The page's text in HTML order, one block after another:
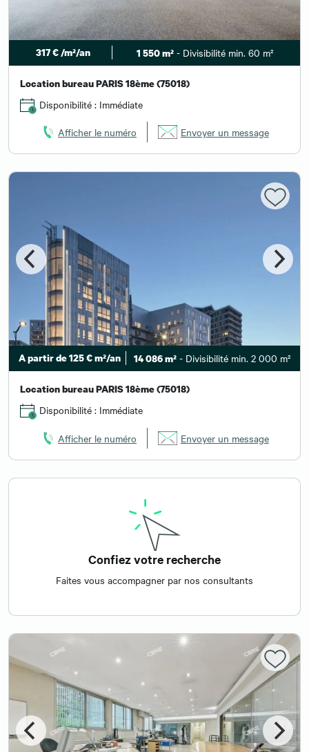
317 € /m²/an 1 550 m² - Divisibilité min. 60 m²
Location bureau PARIS 18ème (75018)
Disponibilité : Immédiate
Afficher le numéro Envoyer un message
A partir de 125 € m²/an 14 086 m²- Divisibilité min. 2 000 m²
Location bureau PARIS 18ème (75018)
Disponibilité : Immédiate
Afficher le numéro Envoyer un message
Confiez votre recherche
Faites vous accompagner par nos consultants